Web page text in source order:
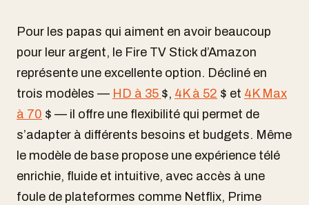
Pour les papas qui aiment en avoir beaucoup
pour leur argent, le Fire TV Stick d’Amazon
représente une excellente option. Décliné en
trois modèles — HD à 35 $, 4K à 52 $ et 4K Max
à 70 $ — il offre une flexibilité qui permet de
s’adapter à différents besoins et budgets. Même
le modèle de base propose une expérience télé
enrichie, fluide et intuitive, avec accès à une
foule de plateformes comme Netflix, Prime